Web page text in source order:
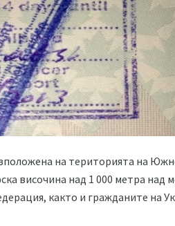
на територията на
височина над 1 000 метра над
както и гражданите на